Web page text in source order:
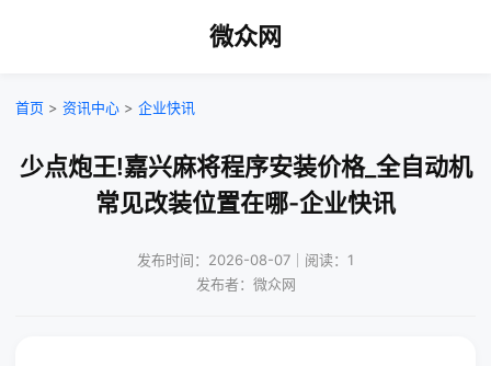
微众网
首页 > 资讯中心 > 企业快讯
少点炮王!嘉兴麻将程序安装价格_全自动机
常见改装位置在哪-企业快讯
发布时间：2026-08-07｜阅读：1
发布者：微众网